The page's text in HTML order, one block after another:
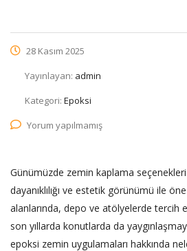
28 Kasım 2025
Yayınlayan: admin
Kategori: Epoksi
Yorum yapılmamış
Günümüzde zemin kaplama
dayanıklılığı ve estetik görünümü ile
alanlarında, depo ve atölyelerde tercih
son yıllarda konutlarda da
epoksi zemin uygulamaları hakkında